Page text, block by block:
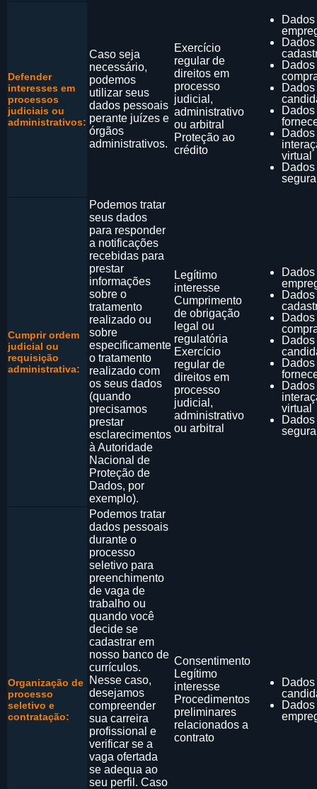
Defender
interesses em
processos
judiciais ou
administrativos:
Caso seja
necessário,
podemos
utilizar seus
dados pessoais
perante juízes e
órgãos
administrativos.
Exercício
regular de
direitos em
processo
judicial,
administrativo
ou arbitral
Proteção ao
crédito
virtual
Cumprir ordem
judicial ou
requisição
administrativa:
Podemos tratar
seus dados
para responder
a notificações
recebidas para
prestar
informações
sobre o
tratamento
realizado ou
sobre
especificamente
o tratamento
realizado com
os seus dados
(quando
precisamos
prestar
esclarecimentos
à Autoridade
Nacional de
Proteção de
Dados, por
exemplo).
Legítimo
interesse
Cumprimento
de obrigação
legal ou
regulatória
Exercício
regular de
direitos em
processo
judicial,
administrativo
ou arbitral
virtual
Organização de
processo
seletivo e
contratação:
Podemos tratar
dados pessoais
durante o
processo
seletivo para
preenchimento
de vaga de
trabalho ou
quando você
decide se
cadastrar em
nosso banco de
currículos.
Nesse caso,
desejamos
compreender
sua carreira
profissional e
verificar se a
vaga ofertada
se adequa ao
seu perfil. Caso
Consentimento
Legítimo
interesse
Procedimentos
preliminares
relacionados a
contrato